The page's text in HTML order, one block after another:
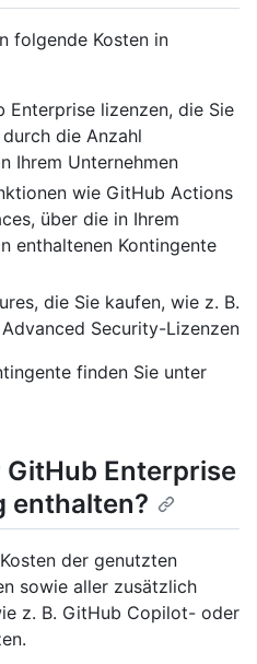
folgende Kosten in
Enterprise lizenzen, die Sie
die Anzahl
Ihrem Unternehmen
wie GitHub Actions
über die in Ihrem
enthaltenen Kontingente
die Sie kaufen, wie z. B.
Security-Lizenzen
finden Sie unter
Enterprise
enthalten?
der genutzten
sowie aller zusätzlich
z. B. GitHub Copilot- oder